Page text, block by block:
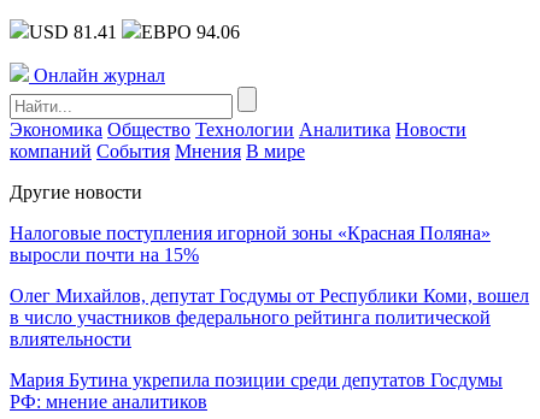
USD 81.41 ЕВРО 94.06
Онлайн журнал
Экономика Общество Технологии Аналитика Новости
компаний События Мнения В мире
Другие новости
Налоговые поступления игорной зоны «Красная Поляна»
выросли почти на 15%
Олег Михайлов, депутат Госдумы от Республики Коми, вошел
в число участников федерального рейтинга политической
влиятельности
Мария Бутина укрепила позиции среди депутатов Госдумы
РФ: мнение аналитиков